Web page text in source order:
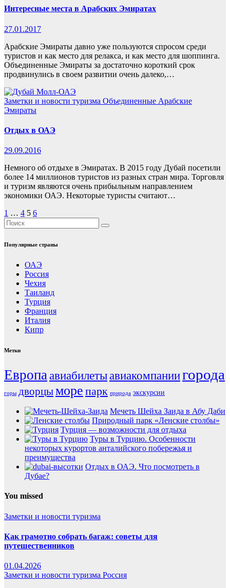
Интересные места в Арабских Эмиратах
27.01.2017
Арабские Эмираты давно уже пользуются спросом среди
туристов и как место для релакса, и как место для шоппинга.
Объединенные Эмираты за достаточно короткий срок
продвинулись в своем развитии очень далеко,…
Заметки и новости туризма Объединенные Арабские
Эмираты
Отдых в ОАЭ
29.09.2016
Немного об отдыхе в Эмиратах. В 2015 году Дубай посетили
более 14 миллионов туристов из разных стран мира. Торговля
и туризм являются очень прибыльным направлением
экономики ОАЭ. Некоторые туристы считают…
Пагинация
записей
1 … 4 5 6
Популярные страны
ОАЭ
Россия
Чехия
Таиланд
Турция
Франция
Италия
Кипр
Метки
Европаавиабилетыавиакомпаниигорода
горы дворцыморе парк природа экскурсии
Мечеть Шейха Заида в Абу Даби
Природный парк «Ленские столбы»
Турция — возможности для отдыха
Туры в Турцию. Особенности
некоторых курортов анталийского побережья и
преимущества
Отдых в ОАЭ. Что посмотреть в
Дубае?
You missed
Заметки и новости туризма
Как грамотно собрать багаж: советы для
путешественников
01.04.2026
Заметки и новости туризма Россия